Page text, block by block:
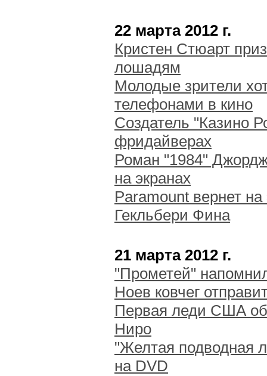
22 марта 2012 г.
Кристен Стюарт
лошадям
Молодые зрители
телефонами в кино
Создатель "Казино
фридайверах
Роман "1984"
на экранах
Paramount вернет
Гекльбери Фина
21 марта 2012 г.
"Прометей"
Ноев ковчег
Первая леди США
Ниро
"Желтая подводная
на DVD